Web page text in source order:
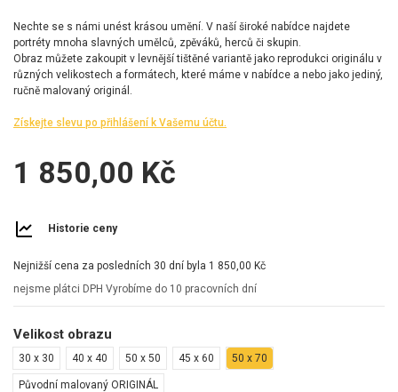
Nechte se s námi unést krásou umění. V naší široké nabídce najdete
portréty mnoha slavných umělců, zpěváků, herců či skupin.
Obraz můžete zakoupit v levnější tištěné variantě jako reprodukci originálu v
různých velikostech a formátech, které máme v nabídce a nebo jako jediný,
ručně malovaný originál.
Získejte slevu po přihlášení k Vašemu účtu.
1 850,00 Kč
Historie ceny
Nejnižší cena za posledních 30 dní byla 1 850,00 Kč
nejsme plátci DPH Vyrobíme do 10 pracovních dní
Velikost obrazu
30 x 30 40 x 40 50 x 50 45 x 60 50 x 70
Původní malovaný ORIGINÁL